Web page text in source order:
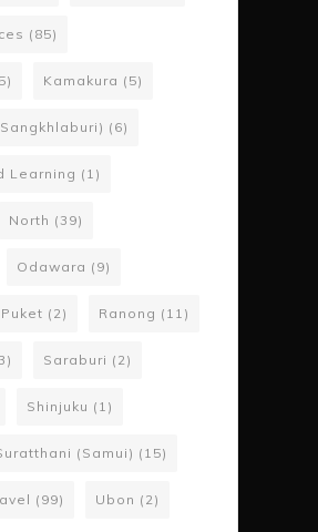
(85)
Kamakura (5)
(6)
Learning (1)
North (39)
Odawara (9)
Puket (2) Ranong (11)
Saraburi (2)
Shinjuku (1)
(Samui) (15)
(99) Ubon (2)